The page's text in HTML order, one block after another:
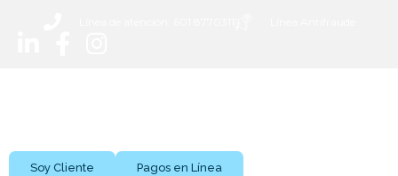
Soy Cliente Pagos en Línea